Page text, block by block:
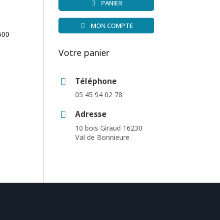
PANIER
MON COMPTE
Votre panier
Téléphone
05 45 94 02 78
Adresse
10 bois Giraud 16230
Val de Bonnieure